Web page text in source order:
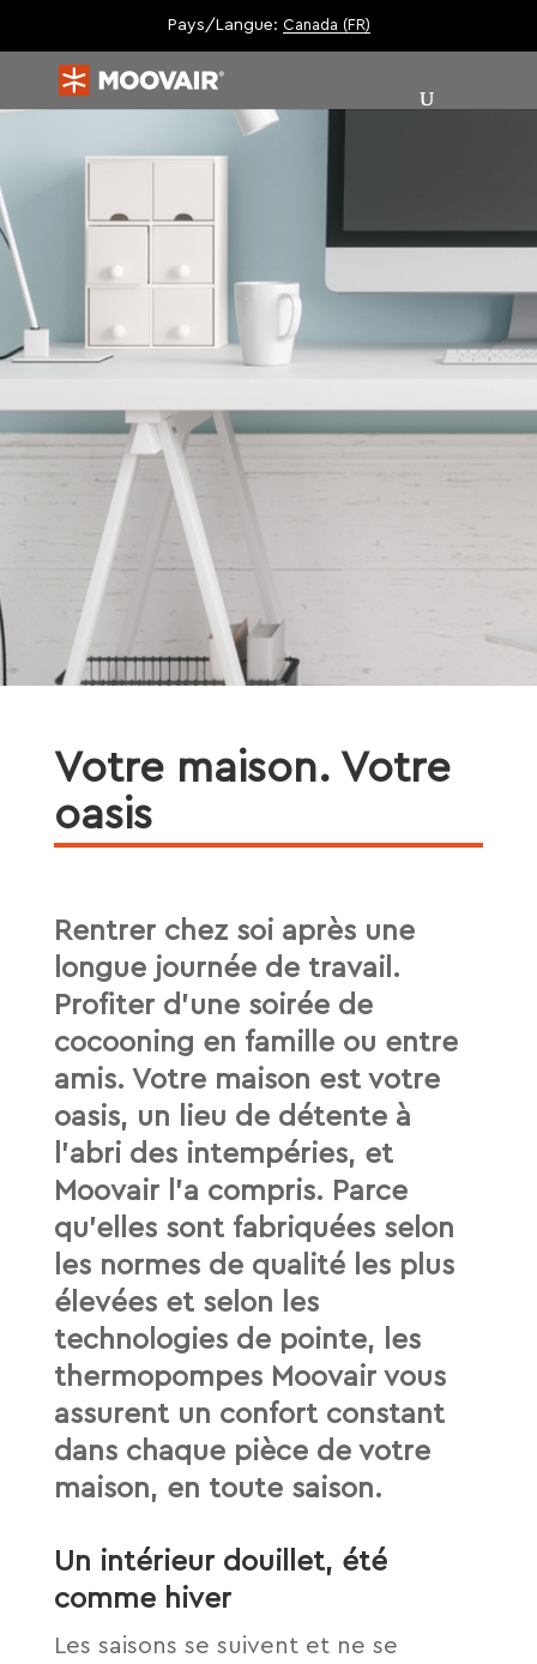
Pays/Langue: Canada (FR)
|
|
Votre maison. Votre
oasis
Rentrer chez soi après une
longue journée de travail.
Profiter d’une soirée de
cocooning en famille ou entre
amis. Votre maison est votre
oasis, un lieu de détente à
l’abri des intempéries, et
Moovair l’a compris. Parce
qu’elles sont fabriquées selon
les normes de qualité les plus
élevées et selon les
technologies de pointe, les
thermopompes Moovair vous
assurent un confort constant
dans chaque pièce de votre
maison, en toute saison.
Un intérieur douillet, été
comme hiver
Les saisons se suivent et ne se